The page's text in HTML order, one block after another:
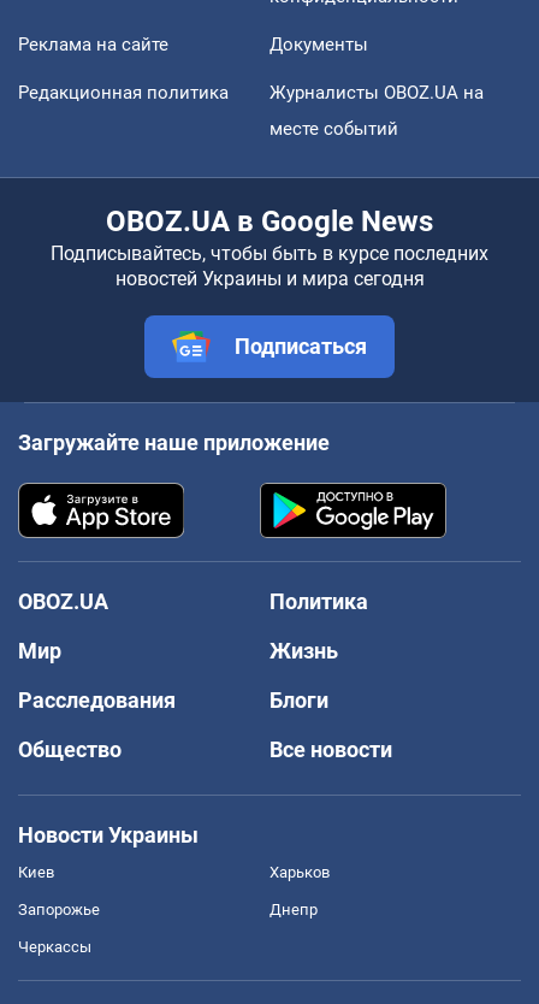
Реклама на сайте Документы
Редакционная политика
Журналисты OBOZ.UA на
месте событий
OBOZ.UA в Google News
Подписывайтесь, чтобы быть в курсе последних
новостей Украины и мира сегодня
Подписаться
Загружайте наше приложение
OBOZ.UA
Политика
Мир
Жизнь
Расследования
Блоги
Общество
Все новости
Новости Украины
Киев Харьков
Запорожье Днепр
Черкассы